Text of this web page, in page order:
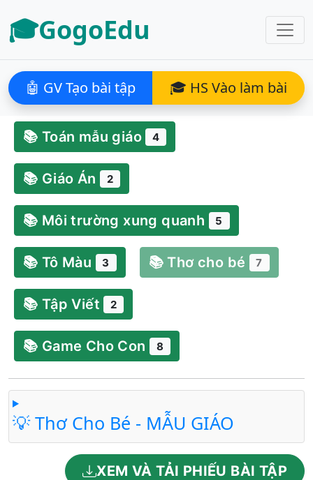
🎓GogoEdu
🤖 GV Tạo bài tập 🎓 HS Vào làm bài
📚 Toán mẫu giáo 4
📚 Giáo Án 2
📚 Môi trường xung quanh 5
📚 Tô Màu 3 📚 Thơ cho bé 7
📚 Tập Viết 2
📚 Game Cho Con 8
💡 Thơ Cho Bé - MẪU GIÁO
XEM VÀ TẢI PHIẾU BÀI TẬP